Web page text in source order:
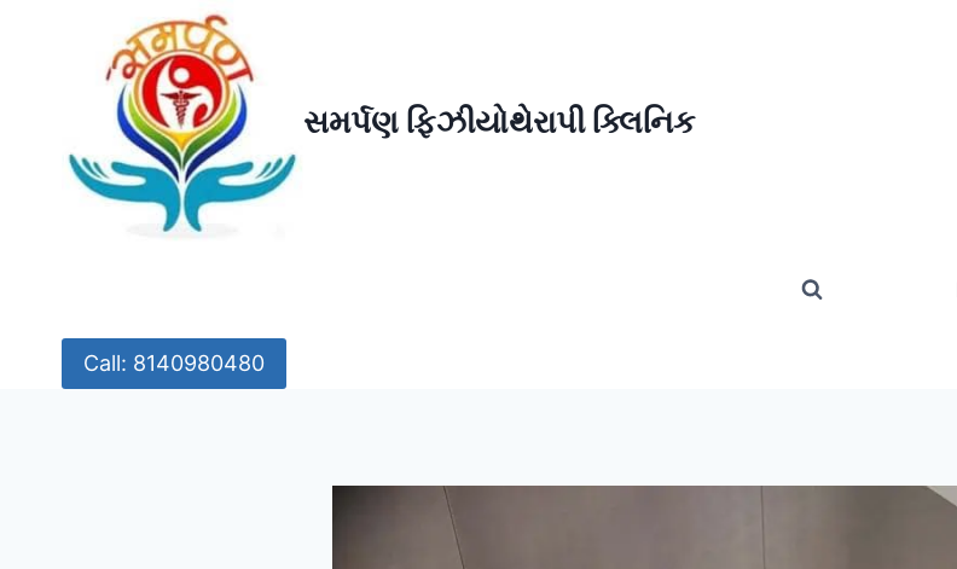
સમર્પણ ફિઝીયોથેરાપી ક્લિનિક
Call: 8140980480